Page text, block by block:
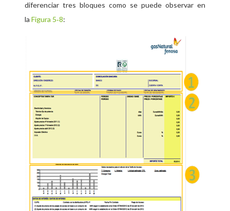
diferenciar tres bloques como se puede observar en
la Figura 5‑8: